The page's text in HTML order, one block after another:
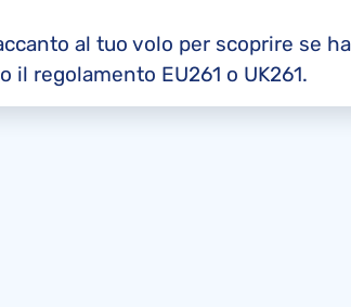
al tuo volo per scoprire se
il regolamento EU261 o UK261.